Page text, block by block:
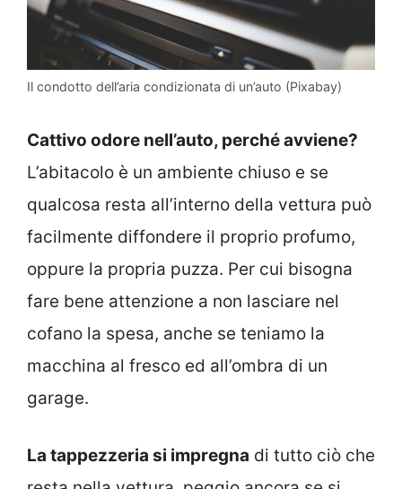
Il condotto dell’aria condizionata di un’auto (Pixabay)
Cattivo odore nell’auto, perché avviene?
L’abitacolo è un ambiente chiuso e se
qualcosa resta all’interno della vettura può
facilmente diffondere il proprio profumo,
oppure la propria puzza. Per cui bisogna
fare bene attenzione a non lasciare nel
cofano la spesa, anche se teniamo la
macchina al fresco ed all’ombra di un
garage.
La tappezzeria si impregna di tutto ciò che